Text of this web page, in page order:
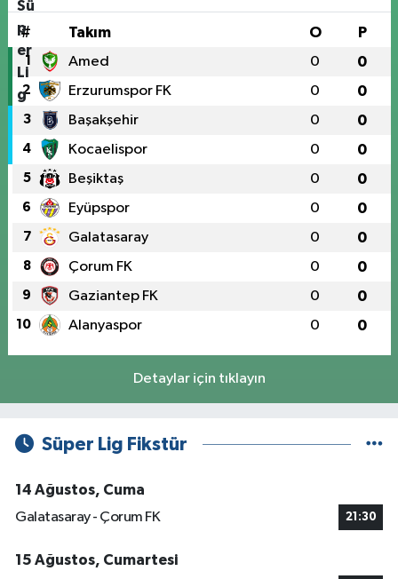
# Takım O P
1 Amed 0 0
2 Erzurumspor FK 0 0
3 Başakşehir 0 0
4 Kocaelispor 0 0
5 Beşiktaş 0 0
6 Eyüpspor 0 0
7 Galatasaray 0 0
8 Çorum FK 0 0
9 Gaziantep FK 0 0
10 Alanyaspor 0 0
Detaylar için tıklayın
Süper Lig Fikstür
14 Ağustos, Cuma
Galatasaray - Çorum FK
21:30
15 Ağustos, Cumartesi